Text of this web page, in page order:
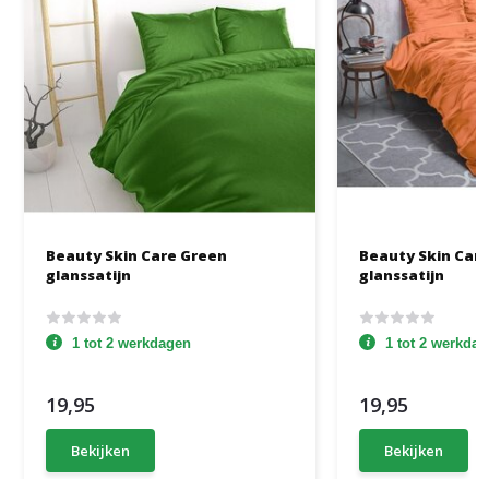
Beauty Skin Care Green
glanssatijn
1 tot 2 werkdagen
19,95
Bekijken
Beauty Skin
glanssatijn
1 tot 2
19,95
Bekijken